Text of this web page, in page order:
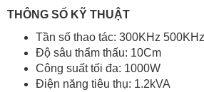
THÔNG SỐ KỸ THUẬT
Tần số thao tác: 300KHz 500KHz
Độ sâu thẩm thấu: 10Cm
Công suất tối đa: 1000W
Điện năng tiêu thụ: 1.2kVA